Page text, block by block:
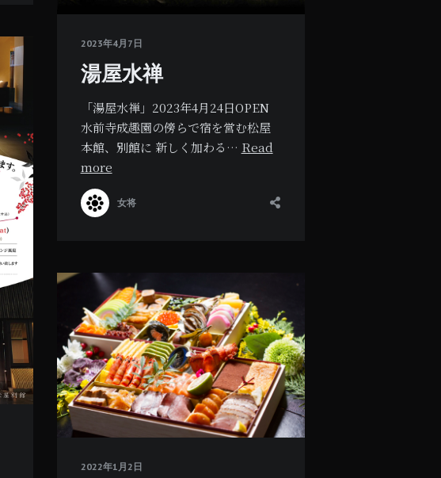
2023年4月7日
湯屋水禅
「湯屋水禅」2023年4月24日OPEN
水前寺成趣園の傍らで宿を営む松屋
本館、別館に 新しく加わる… Read
more
女将
2022年1月2日